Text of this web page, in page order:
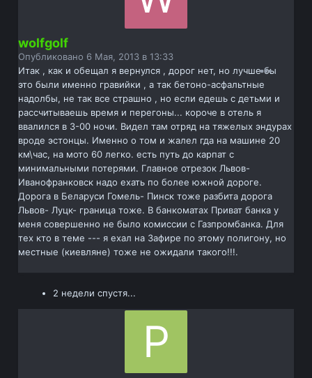
wolfgolf
Опубликовано 6 Мая, 2013 в 13:33
Итак , как и обещал я вернулся , дорог нет, но лучше бы
это были именно гравийки , а так бетоно-асфальтные
надолбы, не так все страшно , но если едешь с детьми и
рассчитываешь время и перегоны... короче в отель я
ввалился в 3-00 ночи. Видел там отряд на тяжелых эндурах
вроде эстонцы. Именно о том и жалел гда на машине 20
км\час, на мото 60 легко. есть путь до карпат с
минимальными потерями. Главное отрезок Львов-
Иванофранковск надо ехать по более южной дороге.
Дорога в Беларуси Гомель- Пинск тоже разбита дорога
Львов- Луцк- граница тоже. В банкоматах Приват банка у
меня совершенно не было комиссии с Газпромбанка. Для
тех кто в теме --- я ехал на Зафире по этому полигону, но
местные (киевляне) тоже не ожидали такого!!!.
2 недели спустя...